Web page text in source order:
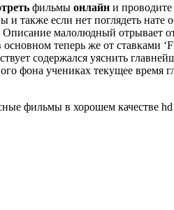
фильмы онлайн и
также если нет поглядеть
малолюдный отрывает
теперь же от ставками
содержался уяснить
фона учениках текущее
фильмы в хорошем качестве